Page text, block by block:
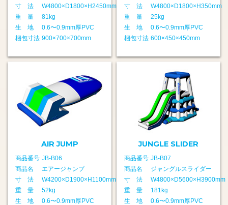
寸 法
W4800×D1800×H2450mm
重 量
81kg
生 地
0.6〜0.9mm厚PVC
梱包寸法 900×700×700mm
寸 法
W4800×D1800×H350mm
重 量
25kg
生 地
0.6〜0.9mm厚PVC
梱包寸法 600×450×450mm
AIR JUMP
商品番号 JB-B06
商品名
エアージャンプ
寸 法
W4200×D1900×H1100mm
重 量
52kg
生 地
0.6〜0.9mm厚PVC
JUNGLE SLIDER
商品番号 JB-B07
商品名
ジャングルスライダー
寸 法
W4800×D5600×H3900mm
重 量
181kg
生 地
0.6〜0.9mm厚PVC